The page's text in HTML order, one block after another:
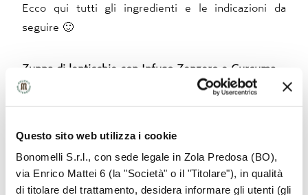
Questo sito web utilizza i cookie
Bonomelli S.r.l., con sede legale in Zola Predosa (BO),
via Enrico Mattei 6 (la "Società" o il "Titolare"), in qualità
di titolare del trattamento, desidera informare gli utenti (gli
Ecco qui tutti gli ingredienti e le indicazioni da
seguire 🙂
Zuppa di lenticchie con Infuso Zenzero e Curcuma
Ingredienti